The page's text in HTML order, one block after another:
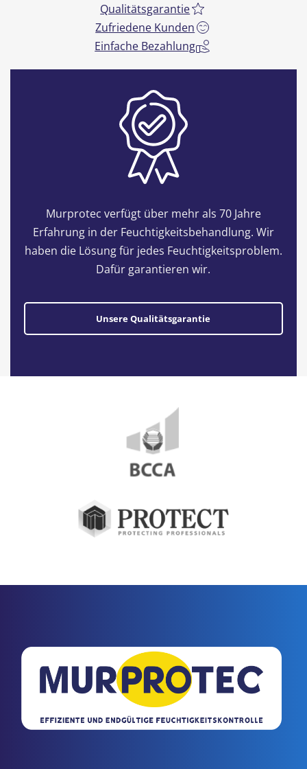
Qualitätsgarantie
Zufriedene Kunden
Einfache Bezahlung
Murprotec verfügt über mehr als 70 Jahre
Erfahrung in der Feuchtigkeitsbehandlung. Wir
haben die Lösung für jedes Feuchtigkeitsproblem.
Dafür garantieren wir.
Unsere Qualitätsgarantie